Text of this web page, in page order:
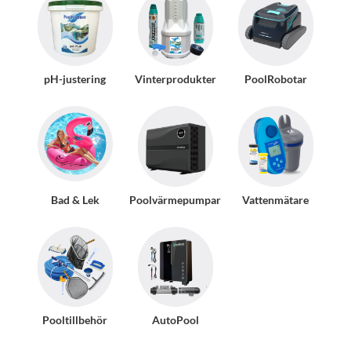
pH-justering Vinterprodukter PoolRobotar
Bad & Lek Poolvärmepumpar Vattenmätare
Pooltillbehör AutoPool